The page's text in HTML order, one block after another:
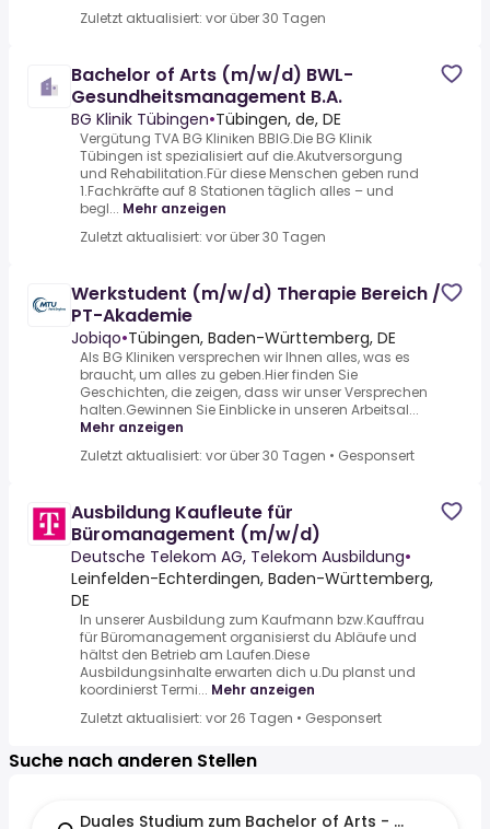
Zuletzt aktualisiert: vor über 30 Tagen
Bachelor of Arts (m/w/d) BWL-
Gesundheitsmanagement B.A.
BG Klinik Tübingen•Tübingen, de, DE
Vergütung TVA BG Kliniken BBIG.Die BG Klinik
Tübingen ist spezialisiert auf die.Akutversorgung
und Rehabilitation.Für diese Menschen geben rund
1.Fachkräfte auf 8 Stationen täglich alles – und
begl... Mehr anzeigen
Zuletzt aktualisiert: vor über 30 Tagen
Werkstudent (m/w/d) Therapie Bereich /
PT-Akademie
Jobiqo•Tübingen, Baden-Württemberg, DE
Als BG Kliniken versprechen wir Ihnen alles, was es
braucht, um alles zu geben.Hier finden Sie
Geschichten, die zeigen, dass wir unser Versprechen
halten.Gewinnen Sie Einblicke in unseren Arbeitsal...
Mehr anzeigen
Zuletzt aktualisiert: vor über 30 Tagen • Gesponsert
Ausbildung Kaufleute für
Büromanagement (m/w/d)
Deutsche Telekom AG, Telekom Ausbildung•
Leinfelden-Echterdingen, Baden-Württemberg,
DE
In unserer Ausbildung zum Kaufmann bzw.Kauffrau
für Büromanagement organisierst du Abläufe und
hältst den Betrieb am Laufen.Diese
Ausbildungsinhalte erwarten dich u.Du planst und
koordinierst Termi... Mehr anzeigen
Zuletzt aktualisiert: vor 26 Tagen • Gesponsert
Suche nach anderen Stellen
Duales Studium zum Bachelor of Arts - BWL